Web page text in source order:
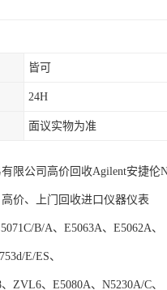
皆可
24H
面议实物为准
有限公司高价回收Agilent安捷
价、上门回收进口仪器仪表
B/A、E5063A、E5062A、
E/ES、
ZVL6、E5080A、N5230A/C、